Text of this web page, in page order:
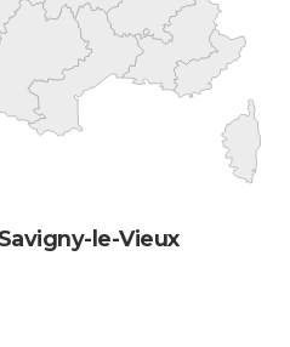
le-Vieux